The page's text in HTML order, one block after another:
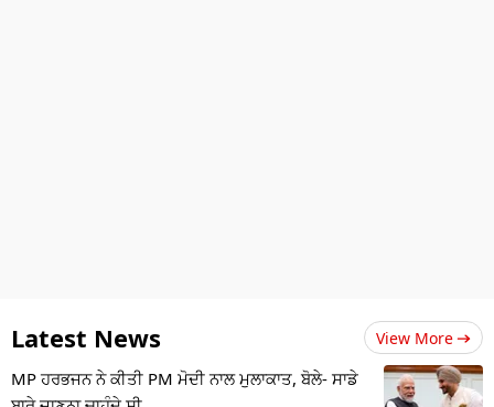
Latest News View More
MP ਹਰਭਜਨ ਨੇ ਕੀਤੀ PM ਮੋਦੀ ਨਾਲ ਮੁਲਾਕਾਤ, ਬੋਲੇ- ਸਾਡੇ